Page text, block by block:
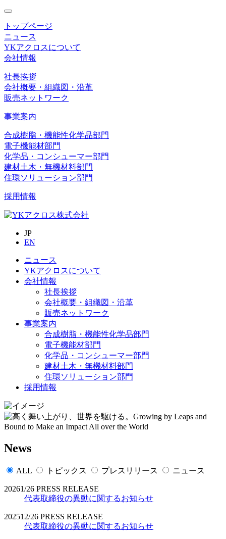
toggle
navigation
トップページ
ニュース
YKアクロスについて
会社情報
社長挨拶
会社概要・組織図・沿革
販売ネットワーク
事業案内
合成樹脂・機能性化学品部門
電子機能材部門
化学品・コンシューマー部門
建材土木・無機材料部門
住環ソリューション部門
採用情報
JP
EN
ニュース
YKアクロスについて
会社情報
社長挨拶
会社概要・組織図・沿革
販売ネットワーク
事業案内
合成樹脂・機能性化学品部門
電子機能材部門
化学品・コンシューマー部門
建材土木・無機材料部門
住環ソリューション部門
採用情報
News
ALL トピックス プレスリリース ニュース
20261/26 PRESS RELEASE
代表取締役の異動に関するお知らせ
202512/26 PRESS RELEASE
代表取締役の異動に関するお知らせ